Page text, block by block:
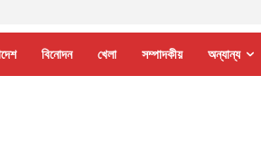
বিনোদন খেলা সম্পাদকীয় অন্যান্য